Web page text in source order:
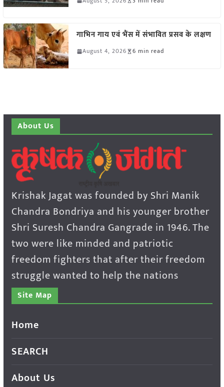
गाभिन गाय एवं भैंस में संभावित प्रसव के लक्षण
August 4, 2026 6 min read
About Us
Krishak Jagat was founded by Shri Manik
Chandra Bondriya and his younger brother
Shri Suresh Chandra Gangrade in 1946. The
two were like minded and patriotic
freedom fighters that after their freedom
struggle wanted to help the nations
Site Map
Home
SEARCH
About Us